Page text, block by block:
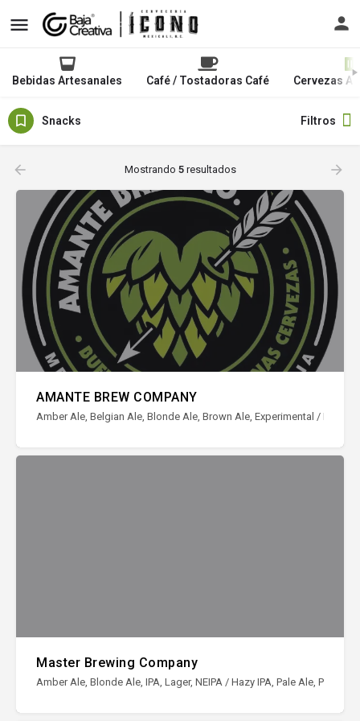
Bebidas Artesanales Café / Tostadoras Café Cervezas
Snacks Filtros
Mostrando 5resultados
AMANTE BREW COMPANY
Amber Ale, Belgian Ale, Blonde Ale, Brown Ale, Experimental /
Master Brewing Company
Amber Ale, Blonde Ale, IPA, Lager, NEIPA / Hazy IPA, Pale Ale, Porter,